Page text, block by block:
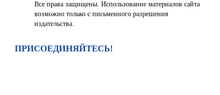
Все права защищены. Использование материалов сайта
возможно только с письменного разрешения
издательства.
ПРИСОЕДИНЯЙТЕСЬ!